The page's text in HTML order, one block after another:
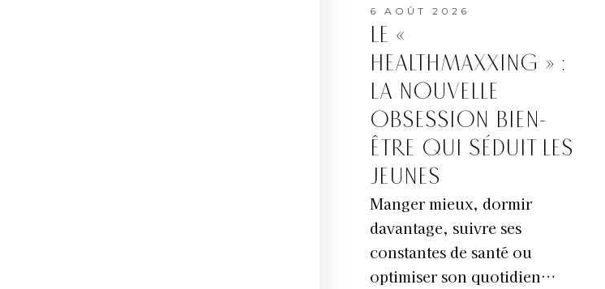
6 AOÛT 2026
LE «
HEALTHMAXXING » :
LA NOUVELLE
OBSESSION BIEN-
ÊTRE QUI SÉDUIT LES
JEUNES
Manger mieux, dormir
davantage, suivre ses
constantes de santé ou
optimiser son quotidien…